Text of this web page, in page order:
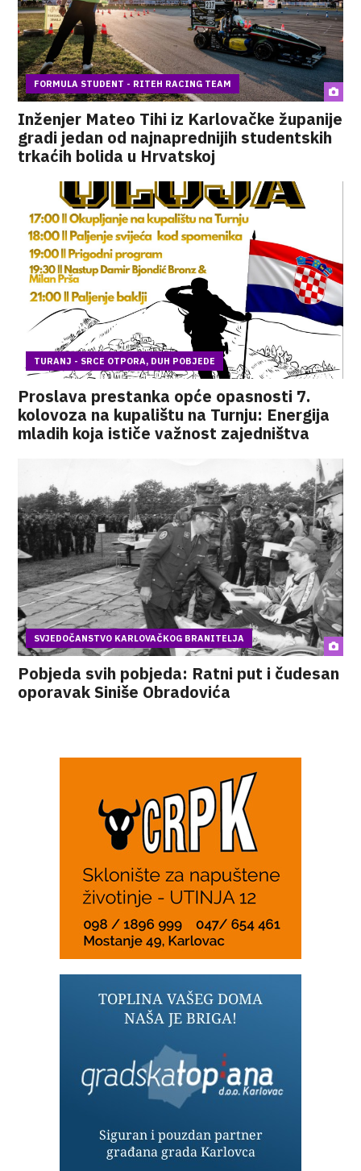
FORMULA STUDENT - RITEH RACING TEAM
Inženjer Mateo Tihi iz Karlovačke županije
gradi jedan od najnaprednijih studentskih
trkaćih bolida u Hrvatskoj
TURANJ - SRCE OTPORA, DUH POBJEDE
Proslava prestanka opće opasnosti 7.
kolovoza na kupalištu na Turnju: Energija
mladih koja ističe važnost zajedništva
SVJEDOČANSTVO KARLOVAČKOG BRANITELJA
Pobjeda svih pobjeda: Ratni put i čudesan
oporavak Siniše Obradovića